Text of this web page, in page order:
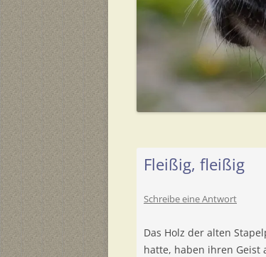
Fleißig, fleißig
Schreibe eine Antwort
Das Holz der alten
hatte, haben ihren Geist